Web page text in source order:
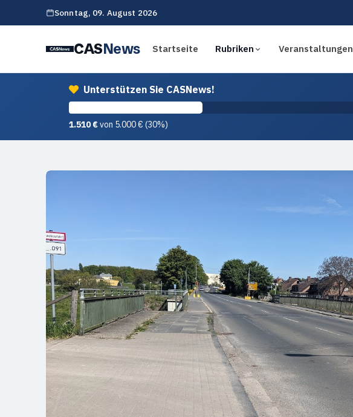
Sonntag, 09. August 2026
CASNews Startseite Rubriken Veranstaltungen
Unterstützen Sie CASNews!
1.510 €von 5.000 € (30%)